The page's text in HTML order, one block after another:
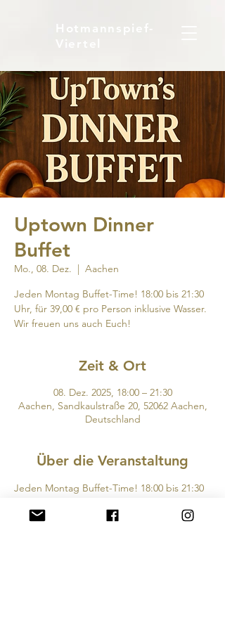
Hotmannspief-
Uptown Dinner
Buffet
Mo., 08. Dez.
  |
Aachen
Jeden Montag Buffet-Time! 18:00 bis 21:30
Uhr, für 39,00 € pro Person inklusive Wasser.
Wir freuen uns auch Euch!
Zeit & Ort
08. Dez. 2025, 18:00 – 21:30
Aachen, Sandkaulstraße 20, 52062 Aachen,
Deutschland
Über die Veranstaltung
Jeden Montag Buffet-Time! 18:00 bis 21:30
Wir freuen uns auch Euch!